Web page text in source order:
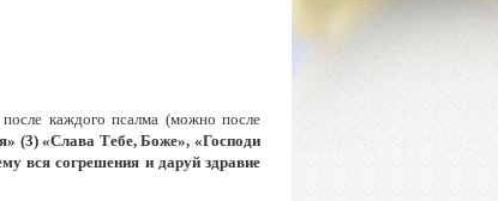
каждого псалма (можно после
(3) «Слава Тебе, Боже», «Господи
вся согрешения и даруй здравие